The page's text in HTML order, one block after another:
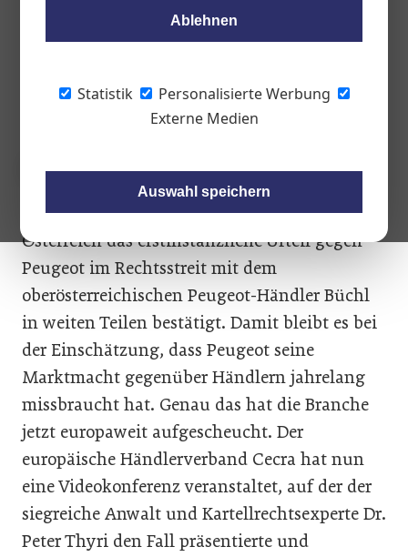
Ablehnen
Statistik
Personalisierte Werbung
Externe Medien
Auswahl speichern
Das erlebt man auch nicht alle Tage: Dass
es in einer Branche europaweit rumort und
Genau das passiert aktuell gerade im
Wie berichtet hat der Oberste Gerichtshof in
Österreich das erstinstanzliche Urteil gegen
Peugeot im Rechtsstreit mit dem
oberösterreichischen Peugeot-Händler Büchl
in weiten Teilen bestätigt. Damit bleibt es bei
der Einschätzung, dass Peugeot seine
Marktmacht gegenüber Händlern jahrelang
missbraucht hat. Genau das hat die Branche
jetzt europaweit aufgescheucht. Der
europäische Händlerverband Cecra hat nun
eine Videokonferenz veranstaltet, auf der der
siegreiche Anwalt und Kartellrechtsexperte Dr.
Peter Thyri den Fall präsentierte und